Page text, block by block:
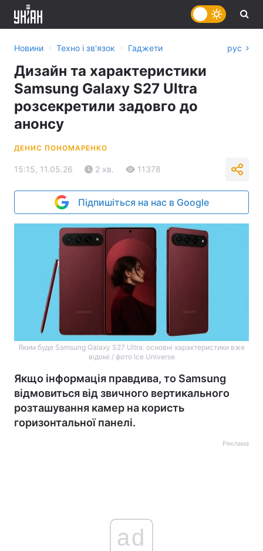
Новини › Техно і зв'язок › Гаджети рус
Дизайн та характеристики
Samsung Galaxy S27 Ultra
розсекретили задовго до
анонсу
ДЕНИС ПОНОМАРЕНКО
15:15, 11.05.26 2 хв. 11378
Підпишіться на нас в Google
Яким буде Samsung Galaxy S27 Ultra: основні характеристики вже
відомі / фото Ice Universe
Якщо інформація правдива, то Samsung
відмовиться від звичного вертикального
розташування камер на користь
горизонтальної панелі.
Реклама
ad